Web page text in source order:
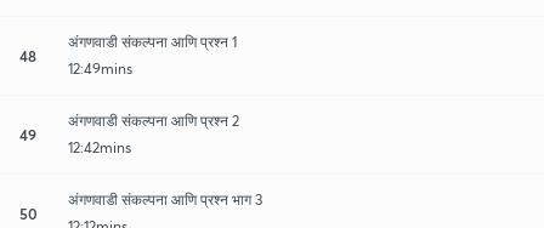
48
अंगणवाडी संकल्पना आणि प्रश्न 1
12:49mins
49
अंगणवाडी संकल्पना आणि प्रश्न 2
12:42mins
50
अंगणवाडी संकल्पना आणि प्रश्न भाग 3